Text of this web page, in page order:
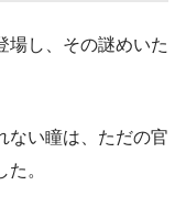
場し、その謎めいた
ない瞳は、ただの官
。